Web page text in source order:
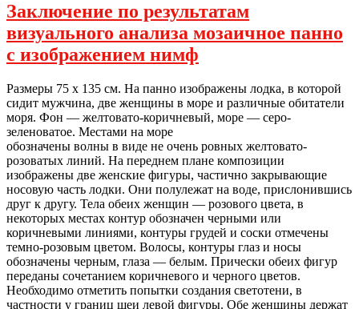
Заключение по результатам
визуального анализа мозаичное панно
с изображением нимф
Размеры 75 х 135 см. На панно изображены лодка, в которой
сидит мужчина, две женщины в море и различные обитатели
моря. Фон — желтовато-коричневый, море — серо-
зеленоватое. Местами на море
обозначены волны в виде не очень ровных желтовато-
розоватых линий. На переднем плане композиции
изображены две женские фигуры, частично закрывающие
носовую часть лодки. Они полулежат на воде, прислонившись
друг к другу. Тела обеих женщин — розового цвета, в
некоторых местах контур обозначен черными или
коричневыми линиями, контуры грудей и соски отмечены
темно-розовым цветом. Волосы, контуры глаз и носы
обозначены черным, глаза — белым. Прически обеих фигур
переданы сочетанием коричневого и черного цветов.
Необходимо отметить попытки создания светотени, в
частности у границ шеи левой фигуры. Обе женщины держат